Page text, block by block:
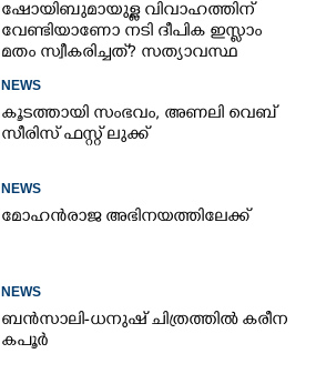
ഷോയിബുമായുള്ള വിവാഹത്തിന്
വേണ്ടിയാണോ നടി ദീപിക ഇസ്ലാം
മതം സ്വീകരിച്ചത്? സത്യാവസ്ഥ
വെളിപ്പെടുത്തി സുഹൃത്ത്‌
NEWS
കൂടത്തായി സംഭവം, അണലി വെബ്
സീരിസ് ഫസ്റ്റ് ലുക്ക്
NEWS
മോഹൻരാജ അഭിനയത്തിലേക്ക്
NEWS
ബൻസാലി-ധനുഷ് ചിത്രത്തിൽ കരീന
കപൂർ